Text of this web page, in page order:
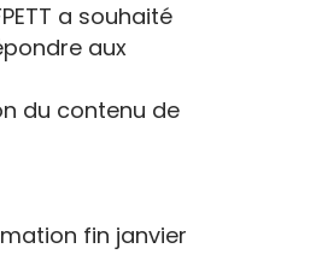
a souhaité
aux
du contenu de
fin janvier